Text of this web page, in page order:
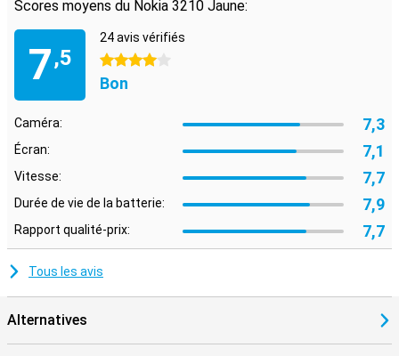
Scores moyens du Nokia 3210 Jaune:
7,5
24 avis vérifiés
4 étoiles
Bon
Caméra: 7,3
Écran: 7,1
Vitesse: 7,7
Durée de vie de la batterie: 7,9
Rapport qualité-prix: 7,7
Tous les avis
Alternatives